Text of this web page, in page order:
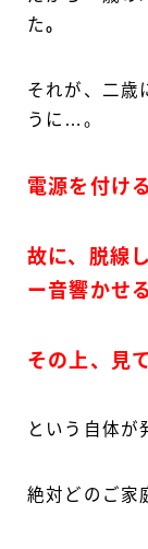
た。
それが、二歳
うに…。
電源を付け
故に、脱線
ー音響かせる
その上、見
という自体が
絶対どのご家